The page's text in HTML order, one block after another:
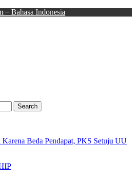
– Bahasa Indonesia
Beda Pendapat, PKS Setuju UU